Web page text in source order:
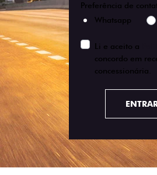
Preferência de
Whatsapp
Li e aceito a
concordo em
concessionária.